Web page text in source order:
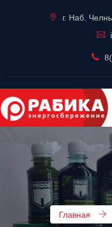
г. Наб.
Главная